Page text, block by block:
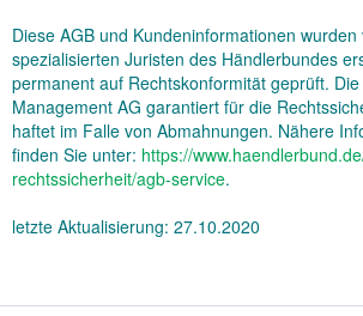
Diese AGB und Kundeninformationen
spezialisierten Juristen des Händlerbundes
permanent auf Rechtskonformität geprüft.
Management AG garantiert für die
haftet im Falle von Abmahnungen. Nähere
finden Sie unter: https://
rechtssicherheit/agb-service.
letzte Aktualisierung: 27.10.2020